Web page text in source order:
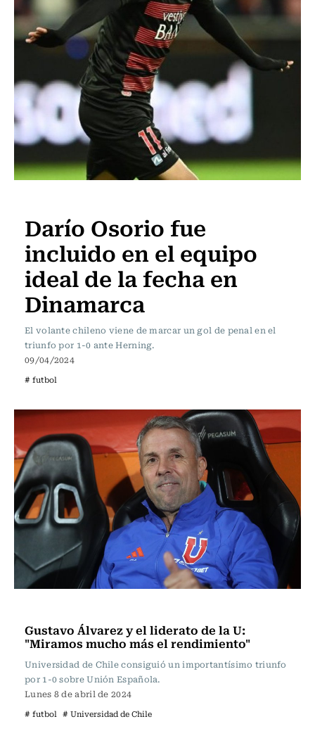
Darío Osorio fue
incluido en el equipo
ideal de la fecha en
Dinamarca
El volante chileno viene de marcar un gol de penal en el
triunfo por 1-0 ante Herning.
09/04/2024
# futbol
Gustavo Álvarez y el liderato de la U:
"Miramos mucho más el rendimiento"
Universidad de Chile consiguió un importantísimo triunfo
por 1-0 sobre Unión Española.
Lunes 8 de abril de 2024
# futbol # Universidad de Chile